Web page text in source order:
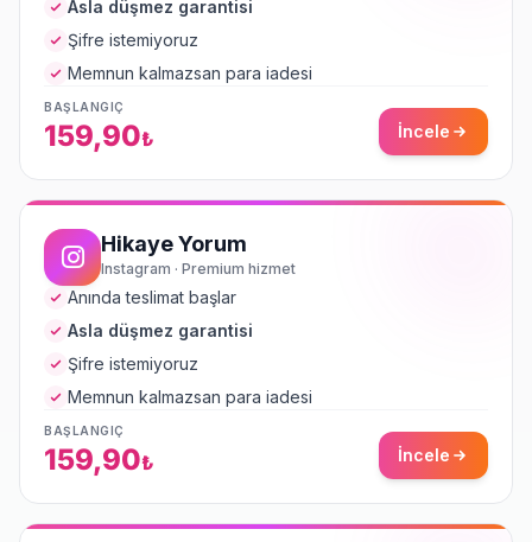
Asla düşmez garantisi
Şifre istemiyoruz
Memnun kalmazsan para iadesi
BAŞLANGIÇ
159,90₺ İncele
Hikaye Yorum
Instagram · Premium hizmet
Anında teslimat başlar
Asla düşmez garantisi
Şifre istemiyoruz
Memnun kalmazsan para iadesi
BAŞLANGIÇ
159,90₺ İncele